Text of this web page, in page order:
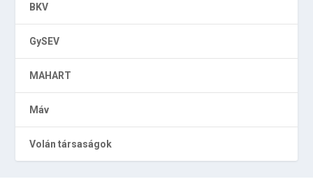
BKV
GySEV
MAHART
Máv
Volán társaságok